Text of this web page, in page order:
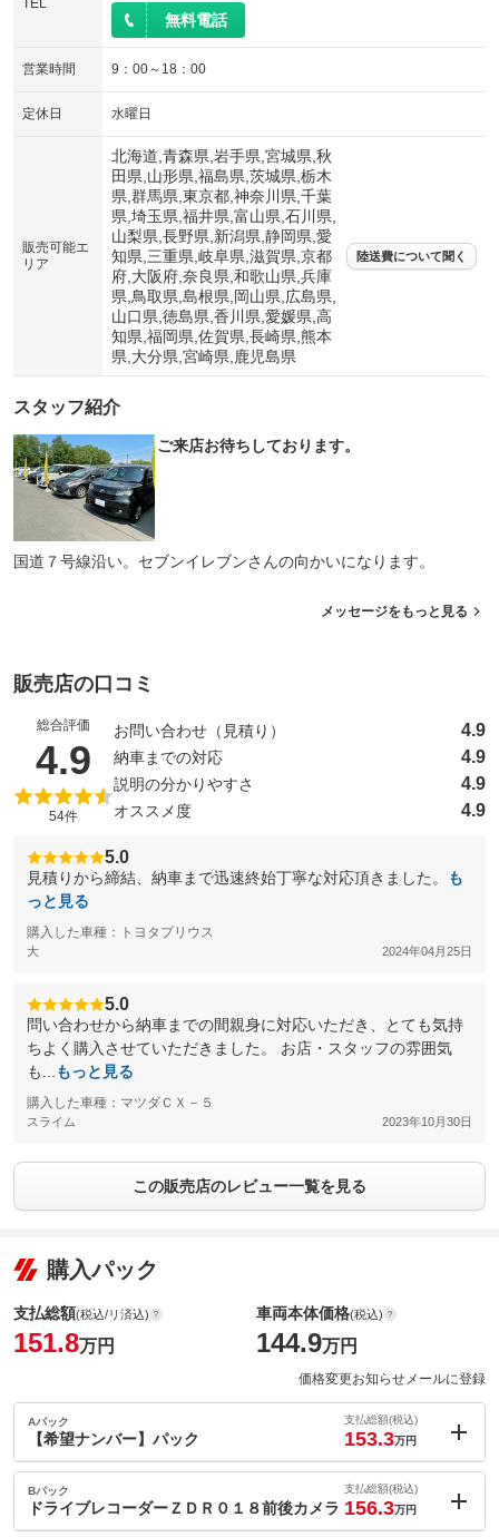
TEL
無料電話
営業時間 9：00～18：00
定休日 水曜日
販売可能エ
リア
北海道,青森県,岩手県,宮城県,秋
田県,山形県,福島県,茨城県,栃木
県,群馬県,東京都,神奈川県,千葉
県,埼玉県,福井県,富山県,石川県,
山梨県,長野県,新潟県,静岡県,愛
知県,三重県,岐阜県,滋賀県,京都
府,大阪府,奈良県,和歌山県,兵庫
県,鳥取県,島根県,岡山県,広島県,
山口県,徳島県,香川県,愛媛県,高
知県,福岡県,佐賀県,長崎県,熊本
県,大分県,宮崎県,鹿児島県
陸送費について聞く
スタッフ紹介
ご来店お待ちしております。
国道７号線沿い。セブンイレブンさんの向かいになります。
メッセージをもっと見る
販売店の口コミ
総合評価
4.9 （5点満点中）
54件
お問い合わせ（見積り） 4.9
納車までの対応 4.9
説明の分かりやすさ 4.9
オススメ度 4.9
5.0
見積りから締結、納車まで迅速終始丁寧な対応頂きました。
も
っと見る
購入した車種：トヨタプリウス
大 2024年04月25日
5.0
問い合わせから納車までの間親身に対応いただき、とても気持
ちよく購入させていただきました。 お店・スタッフの雰囲気
も...
もっと見る
購入した車種：マツダＣＸ－５
スライム 2023年10月30日
この販売店のレビュー一覧を見る
購入パック
支払総額(税込/リ済込)
151.8万円
車両本体価格(税込)
144.9万円
価格変更お知らせメールに登録
Aパック
【希望ナンバー】パック
支払総額(税込)
153.3万円
内：オプシ
ョン価格
(税込)
車両本体価
Bパック
ドライブレコーダーＺＤＲ０１８前後カメラ
支払総額(税込)
156.3万円